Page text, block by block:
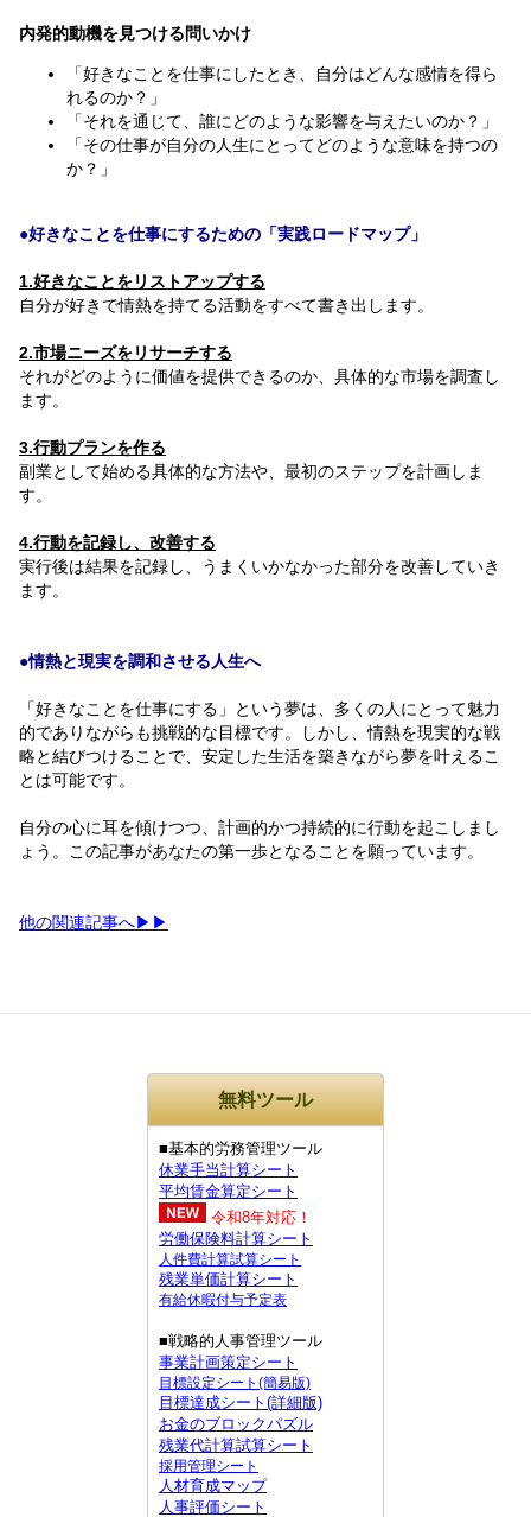
内発的動機を見つける問いかけ
「好きなことを仕事にしたとき、自分はどんな感情を得ら
れるのか？」
「それを通じて、誰にどのような影響を与えたいのか？」
「その仕事が自分の人生にとってどのような意味を持つの
か？」
●好きなことを仕事にするための「実践ロードマップ」
1.好きなことをリストアップする
自分が好きで情熱を持てる活動をすべて書き出します。
2.市場ニーズをリサーチする
それがどのように価値を提供できるのか、具体的な市場を調査し
ます。
3.行動プランを作る
副業として始める具体的な方法や、最初のステップを計画しま
す。
4.行動を記録し、改善する
実行後は結果を記録し、うまくいかなかった部分を改善していき
ます。
●情熱と現実を調和させる人生へ
「好きなことを仕事にする」という夢は、多くの人にとって魅力
的でありながらも挑戦的な目標です。しかし、情熱を現実的な戦
略と結びつけることで、安定した生活を築きながら夢を叶えるこ
とは可能です。
自分の心に耳を傾けつつ、計画的かつ持続的に行動を起こしまし
ょう。この記事があなたの第一歩となることを願っています。
他の関連記事へ▶▶
無料ツール
■基本的労務管理ツール
休業手当計算シート
平均賃金算定シート
令和8年対応！
労働保険料計算シート
人件費計算試算シート
残業単価計算シート
有給休暇付与予定表
■戦略的人事管理ツール
事業計画策定シート
目標設定シート(簡易版)
目標達成シート(詳細版)
お金のブロックパズル
残業代計算試算シート
採用管理シート
人材育成マップ
人事評価シート